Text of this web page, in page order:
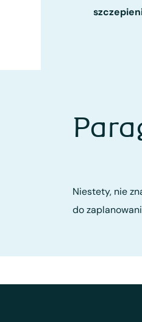
Niestety, nie
do